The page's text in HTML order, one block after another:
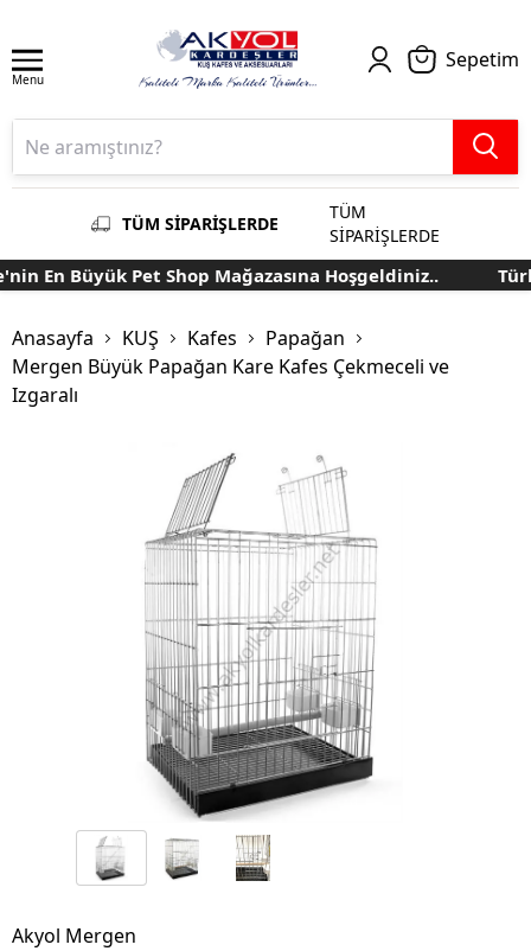
Menu
Sepetim
TÜM SİPARİŞLERDE
TÜM
SİPARİŞLERDE
En Büyük Pet Shop Mağazasına Hoşgeldiniz..
Anasayfa KUŞ Kafes
Papağan
Mergen Büyük Papağan Kare Kafes Çekmeceli ve
Izgaralı
Akyol Mergen